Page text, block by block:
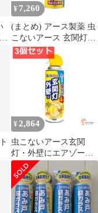
¥ 7,260
(まとめ) アース製薬 虫
こないアース 玄関灯・
外壁に 450ml 1本 〔×5
セット〕
¥ 2,864
虫こないアース玄関
灯・外壁にエアゾール
3個セット まとめ売り